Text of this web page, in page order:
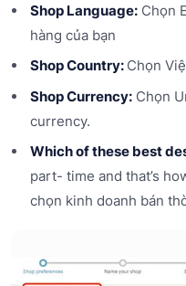
Shop Language:Chọn
hàng của bạn
Shop Country: Chọn
Shop Currency:Chọn
currency.
Which of these best
part- time and that’s
chọn kinh doanh bán